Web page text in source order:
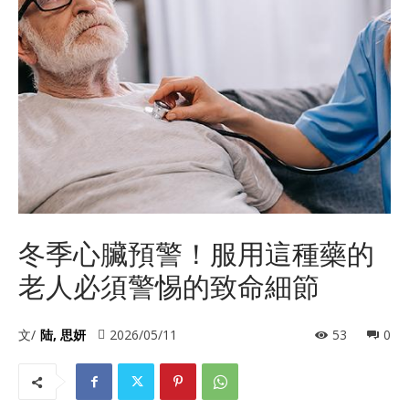
冬季心臟預警！服用這種藥的
老人必須警惕的致命細節
文/ 陆, 思妍 2026/05/11 0
53